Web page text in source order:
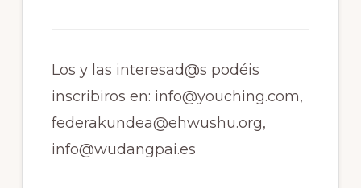
Los y las interesad@s podéis
inscribiros en: info@youching.com,
federakundea@ehwushu.org,
info@wudangpai.es